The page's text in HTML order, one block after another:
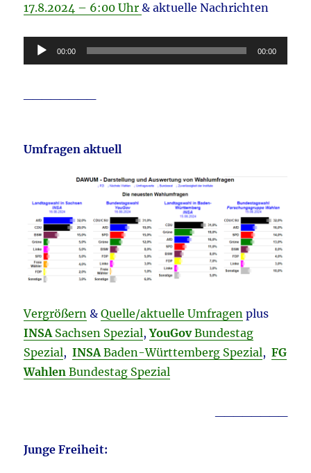
17.8.2024 – 6:00 Uhr & aktuelle Nachrichten
Audio-
Player
00:00 00:00
Umfragen aktuell
Vergrößern &Quelle/aktuelle Umfragen plus
INSASachsen Spezial,YouGovBundestag
Spezial,INSABaden-Württemberg Spezial,FG
Wahlen Bundestag Spezial
Junge Freiheit: